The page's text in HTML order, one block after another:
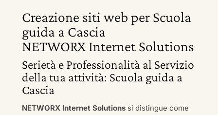
Creazione siti web per Scuola
guida a Cascia
NETWORX Internet Solutions
Serietà e Professionalità al Servizio
della tua attività: Scuola guida a
Cascia
NETWORX Internet Solutionssi distingue come